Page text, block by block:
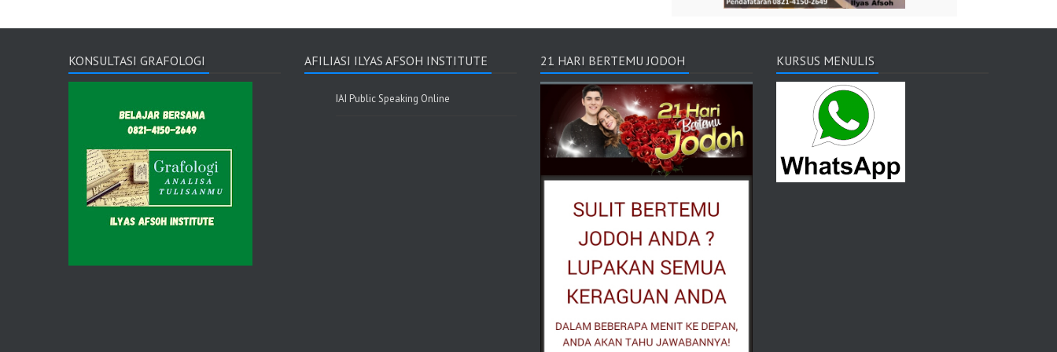
KONSULTASI GRAFOLOGI AFILIASI ILYAS AFSOH INSTITUTE
IAI Public Speaking Online
21 HARI BERTEMU JODOH KURSUS MENULIS